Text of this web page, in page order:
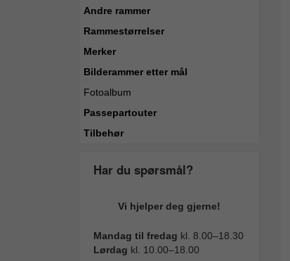
Andre rammer
Rammestørrelser
Merker
Bilderammer etter mål
Fotoalbum
Passepartouter
Tilbehør
Har du spørsmål?
Vi hjelper deg gjerne!
Mandag til fredag kl. 8.00–18.30
Lørdag kl. 10.00–18.00